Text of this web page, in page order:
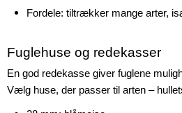
Fordele: tiltrækker mange arter,
Fuglehuse og redekasser
En god redekasse giver fuglene
Vælg huse, der passer til arten –